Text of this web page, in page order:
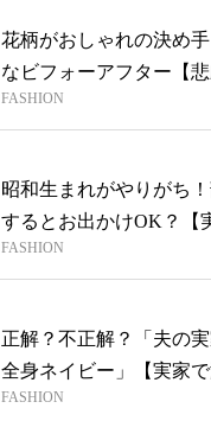
花柄がおしゃれの決め
なビフォーアフター【
いで...
FASHION
昭和生まれがやりがち
するとお出かけOK？【
サ婆...
FASHION
正解？不正解？「夫の
全身ネイビー」【実家
ん】
FASHION